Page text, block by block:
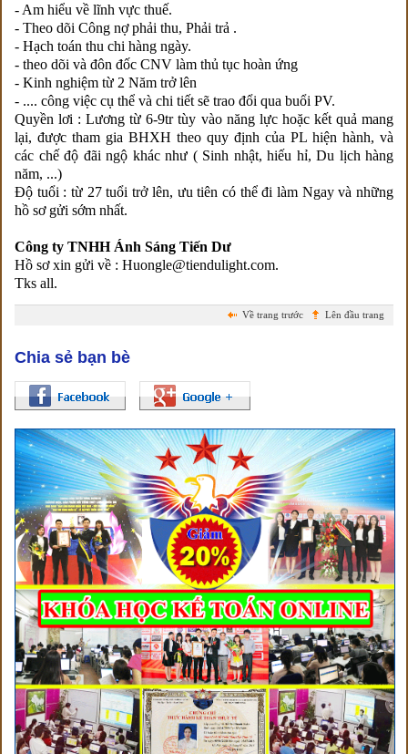
- Am hiểu về lĩnh vực thuế.
- Theo dõi Công nợ phải thu, Phải trả .
- Hạch toán thu chi hàng ngày.
- theo dõi và đôn đốc CNV làm thủ tục hoàn ứng
- Kinh nghiệm từ 2 Năm trở lên
- .... công việc cụ thể và chi tiết sẽ trao đổi qua buổi PV.
Quyền lơi : Lương từ 6-9tr tùy vào năng lực hoặc kết quả mang
lại, được tham gia BHXH theo quy định của PL hiện hành, và
các chế độ đãi ngộ khác như ( Sinh nhật, hiếu hỉ, Du lịch hàng
năm, ...)
Độ tuổi : từ 27 tuổi trở lên, ưu tiên có thể đi làm Ngay và những
hồ sơ gửi sớm nhất.
Công ty TNHH Ánh Sáng Tiến Dư
Hồ sơ xin gửi về : Huongle@tiendulight.com.
Tks all.
Lên đầu trang
Về trang trước
Chia sẻ bạn bè